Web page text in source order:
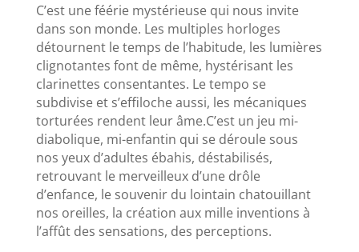
C’est une féérie mystérieuse qui nous invite
dans son monde. Les multiples horloges
détournent le temps de l’habitude, les lumières
clignotantes font de même, hystérisant les
clarinettes consentantes. Le tempo se
subdivise et s’effiloche aussi, les mécaniques
torturées rendent leur âme.C’est un jeu mi-
diabolique, mi-enfantin qui se déroule sous
nos yeux d’adultes ébahis, déstabilisés,
retrouvant le merveilleux d’une drôle
d’enfance, le souvenir du lointain chatouillant
nos oreilles, la création aux mille inventions à
l’affût des sensations, des perceptions.